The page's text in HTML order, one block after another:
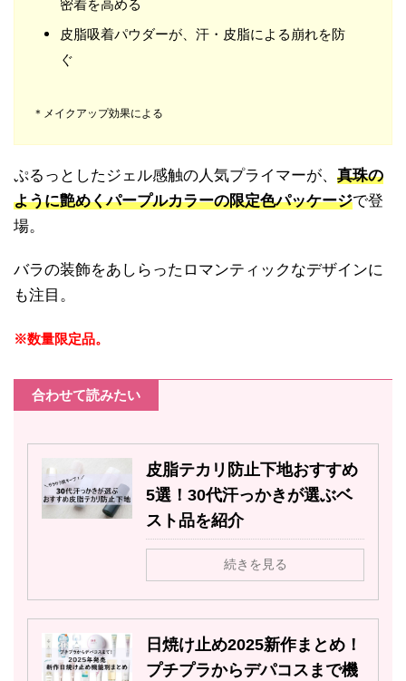
密着を高める
皮脂吸着パウダーが、汗・皮脂による崩れを防
ぐ
＊メイクアップ効果による
ぷるっとしたジェル感触の人気プライマーが、 真珠の
ように艶めくパープルカラーの限定色パッケージで登
場。
バラの装飾をあしらったロマンティックなデザインに
も注目。
※数量限定品。
合わせて読みたい
皮脂テカリ防止下地おすすめ
5選！30代汗っかきが選ぶベ
スト品を紹介
続きを見る
日焼け止め2025新作まとめ！
プチプラからデパコスまで機